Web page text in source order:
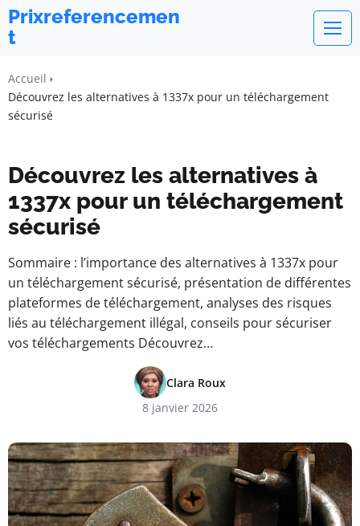
Prixreferencemen
t
Accueil
Découvrez les alternatives à 1337x pour un téléchargement
sécurisé
Découvrez les alternatives à
1337x pour un téléchargement
sécurisé
Sommaire : l’importance des alternatives à 1337x pour
un téléchargement sécurisé, présentation de différentes
plateformes de téléchargement, analyses des risques
liés au téléchargement illégal, conseils pour sécuriser
vos téléchargements Découvrez…
Clara Roux
8 janvier 2026